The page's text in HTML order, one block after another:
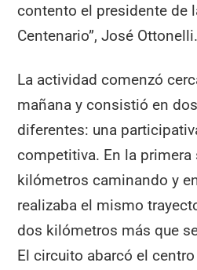
contento el presidente de
Centenario”, José Ottonelli.
La actividad comenzó
mañana y consistió en
diferentes: una
competitiva. En la primera
kilómetros caminando y
realizaba el mismo
dos kilómetros más que
El circuito abarcó el